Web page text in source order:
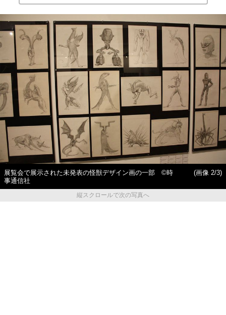
展覧会で展示された未発表の怪獣デザイン画の一部 ©時
事通信社
(画像 2/3)
縦スクロールで次の写真へ